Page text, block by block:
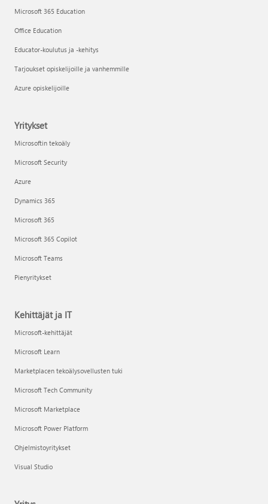
Microsoft 365 Education
Office Education
Educator-koulutus ja -kehitys
Tarjoukset opiskelijoille ja vanhemmille
Azure opiskelijoille
Yritykset
Microsoftin tekoäly
Microsoft Security
Azure
Dynamics 365
Microsoft 365
Microsoft 365 Copilot
Microsoft Teams
Pienyritykset
Kehittäjät ja IT
Microsoft-kehittäjät
Microsoft Learn
Marketplacen tekoälysovellusten tuki
Microsoft Tech Community
Microsoft Marketplace
Microsoft Power Platform
Ohjelmistoyritykset
Visual Studio